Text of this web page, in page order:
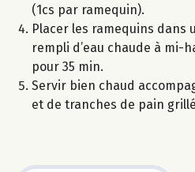
(1cs par ramequin).
Placer les ramequins dans
rempli d’eau chaude à mi-
pour 35 min.
Servir bien chaud
et de tranches de pain